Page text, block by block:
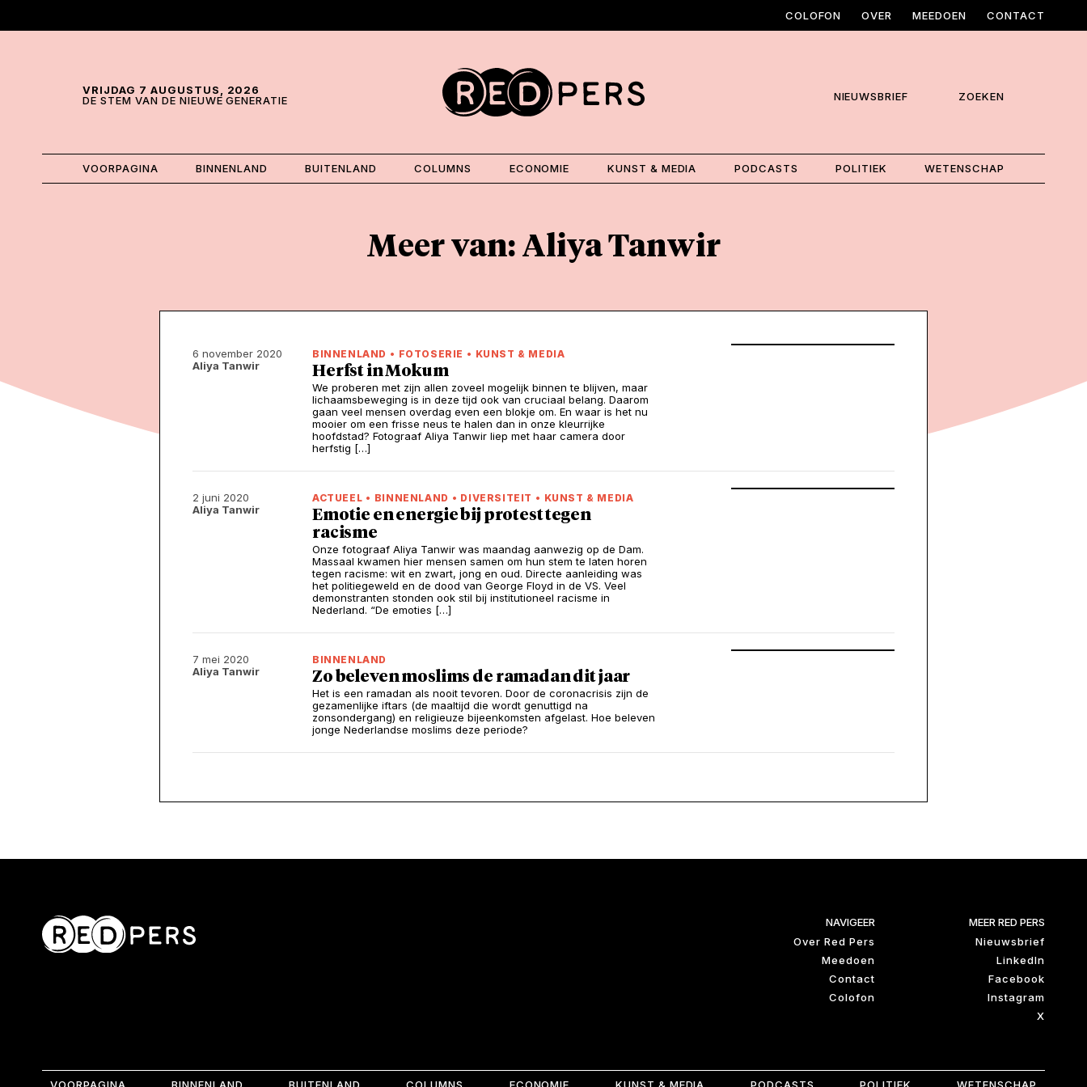
COLOFON OVER MEEDOEN CONTACT
VRIJDAG 7 AUGUSTUS, 2026
DE STEM VAN DE NIEUWE GENERATIE
NIEUWSBRIEF ZOEKEN
VOORPAGINA BINNENLAND BUITENLAND COLUMNS ECONOMIE KUNST & MEDIA PODCASTS POLITIEK WETENSCHAP
Meer van: Aliya Tanwir
6 november 2020
Aliya Tanwir
BINNENLAND • FOTOSERIE • KUNST & MEDIA
Herfst in Mokum
We proberen met zijn allen zoveel mogelijk binnen te blijven, maar
lichaamsbeweging is in deze tijd ook van cruciaal belang. Daarom
gaan veel mensen overdag even een blokje om. En waar is het nu
mooier om een frisse neus te halen dan in onze kleurrijke
hoofdstad? Fotograaf Aliya Tanwir liep met haar camera door
herfstig […]
2 juni 2020
Aliya Tanwir
ACTUEEL • BINNENLAND • DIVERSITEIT • KUNST & MEDIA
Emotie en energie bij protest tegen
racisme
Onze fotograaf Aliya Tanwir was maandag aanwezig op de Dam.
Massaal kwamen hier mensen samen om hun stem te laten horen
tegen racisme: wit en zwart, jong en oud. Directe aanleiding was
het politiegeweld en de dood van George Floyd in de VS. Veel
demonstranten stonden ook stil bij institutioneel racisme in
Nederland. “De emoties […]
7 mei 2020
Aliya Tanwir
BINNENLAND
Zo beleven moslims de ramadan dit jaar
Het is een ramadan als nooit tevoren. Door de coronacrisis zijn de
gezamenlijke iftars (de maaltijd die wordt genuttigd na
zonsondergang) en religieuze bijeenkomsten afgelast. Hoe beleven
jonge Nederlandse moslims deze periode?
NAVIGEER
Over Red Pers
Meedoen
Contact
Colofon
MEER RED PERS
Nieuwsbrief
LinkedIn
Facebook
Instagram
X